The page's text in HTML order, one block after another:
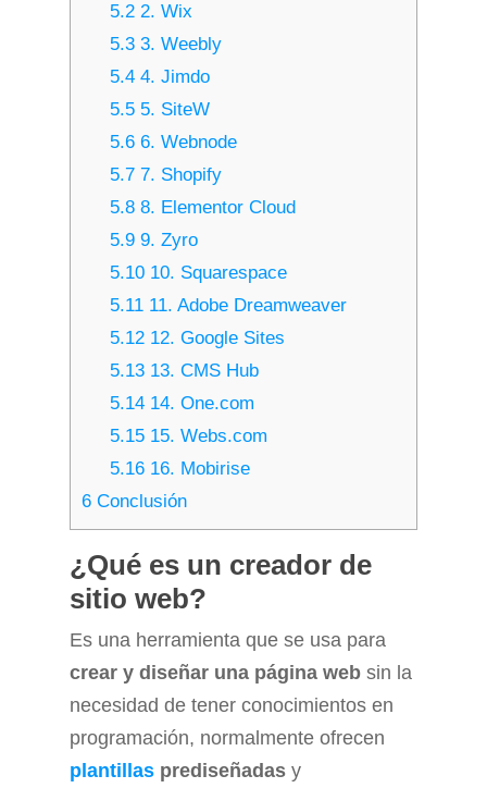
5.22. Wix
5.33. Weebly
5.44. Jimdo
5.55. SiteW
5.66. Webnode
5.77. Shopify
5.88. Elementor Cloud
5.99. Zyro
5.1010. Squarespace
5.1111. Adobe Dreamweaver
5.1212. Google Sites
5.1313. CMS Hub
5.1414. One.com
5.1515. Webs.com
5.1616. Mobirise
6 Conclusión
¿Qué es un creador de
sitio web?
Es una herramienta que se usa para
crear y diseñar una página web sin la
necesidad de tener conocimientos en
programación, normalmente ofrecen
plantillas prediseñadas y